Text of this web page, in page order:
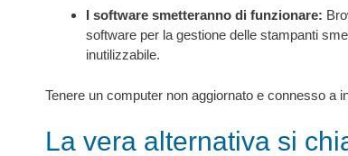
I software smetteranno di funzionare:
software per la gestione delle stampanti
inutilizzabile.
Tenere un computer non aggiornato e connesso a
La vera alternativa si